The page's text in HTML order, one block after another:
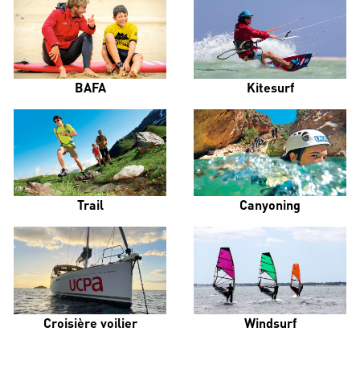
BAFA Kitesurf
Trail Canyoning
Croisière voilier Windsurf